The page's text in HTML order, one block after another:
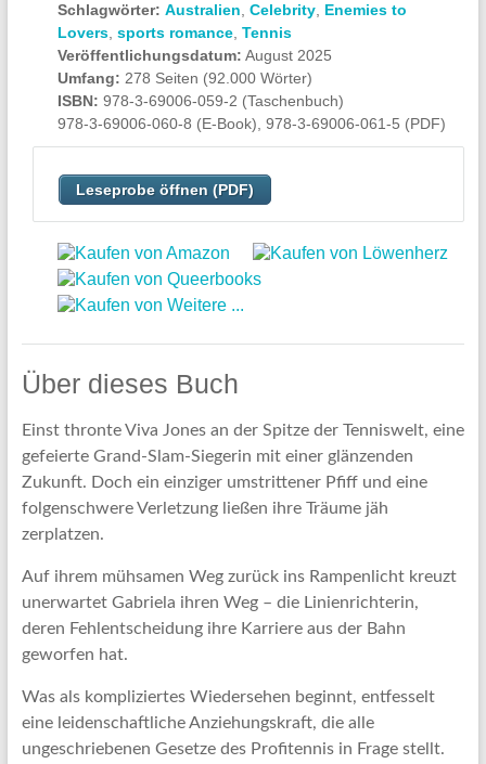
Schlagwörter: Australien Celebrity, Enemies to
Lovers, sports romance, Tennis
Veröffentlichungsdatum: August 2025
Umfang: 278 Seiten (92.000 Wörter)
ISBN: 978-3-69006-059-2 (Taschenbuch)
978-3-69006-060-8 (E-Book), 978-3-69006-061-5 (PDF)
Leseprobe öffnen (PDF)
Über dieses Buch
Einst thronte Viva Jones an der Spitze der Tenniswelt, eine
gefeierte Grand-Slam-Siegerin mit einer glänzenden
Zukunft. Doch ein einziger umstrittener Pfiff und eine
folgenschwere Verletzung ließen ihre Träume jäh
zerplatzen.
Auf ihrem mühsamen Weg zurück ins Rampenlicht kreuzt
unerwartet Gabriela ihren Weg – die Linienrichterin,
deren Fehlentscheidung ihre Karriere aus der Bahn
geworfen hat.
Was als kompliziertes Wiedersehen beginnt, entfesselt
eine leidenschaftliche Anziehungskraft, die alle
ungeschriebenen Gesetze des Profitennis in Frage stellt.